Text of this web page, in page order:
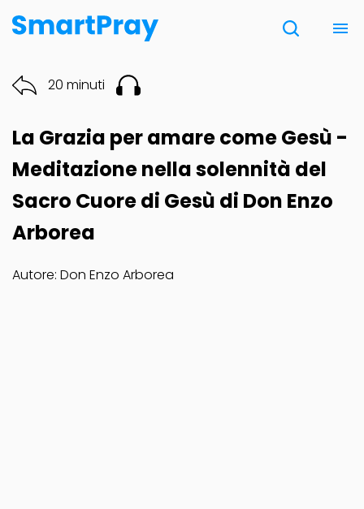
Chi siamo
Contatti
Donazione
20 minuti
La Grazia per amare come Gesù -
Meditazione nella solennità del
Sacro Cuore di Gesù di Don Enzo
Arborea
Autore: Don Enzo Arborea